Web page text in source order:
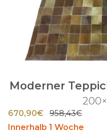
Moderner
670,90€
958,43€
Innerhalb 1 Woche